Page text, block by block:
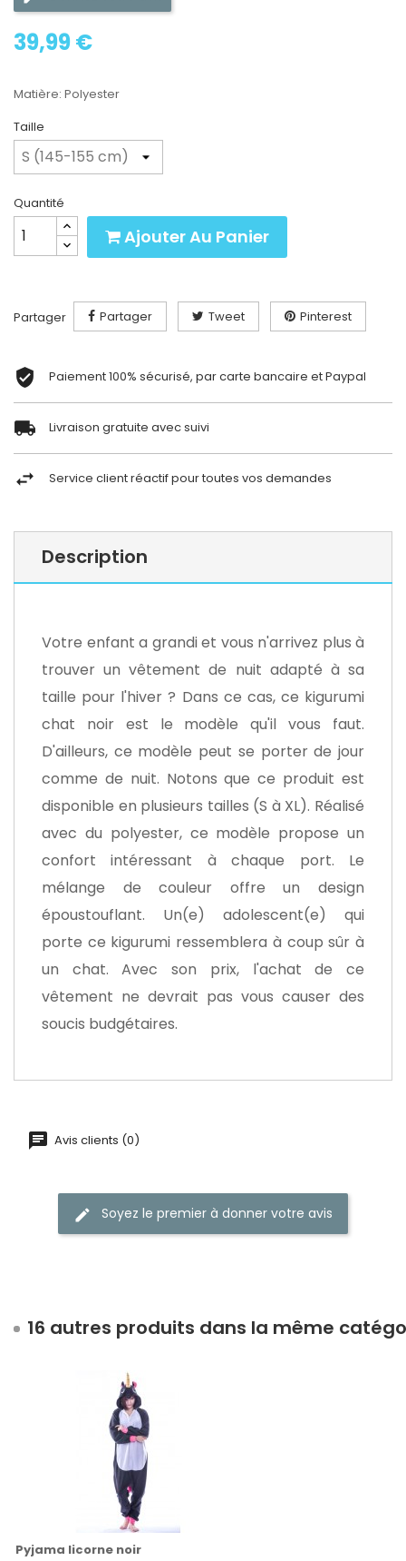
39,99 €
Matière: Polyester
Taille
Quantité
Ajouter Au Panier
Partager Partager Tweet Pinterest
Paiement 100% sécurisé, par carte bancaire et Paypal
Livraison gratuite avec suivi
Service client réactif pour toutes vos demandes
Description
Votre enfant a grandi et vous n'arrivez plus à
trouver un vêtement de nuit adapté à sa
taille pour l'hiver ? Dans ce cas, ce kigurumi
chat noir est le modèle qu'il vous faut.
D'ailleurs, ce modèle peut se porter de jour
comme de nuit. Notons que ce produit est
disponible en plusieurs tailles (S à XL). Réalisé
avec du polyester, ce modèle propose un
confort intéressant à chaque port. Le
mélange de couleur offre un design
époustouflant. Un(e) adolescent(e) qui
porte ce kigurumi ressemblera à coup sûr à
un chat. Avec son prix, l'achat de ce
vêtement ne devrait pas vous causer des
soucis budgétaires.
Avis clients (0)
Soyez le premier à donner votre avis
16 autres produits dans la même
Pyjama licorne noir